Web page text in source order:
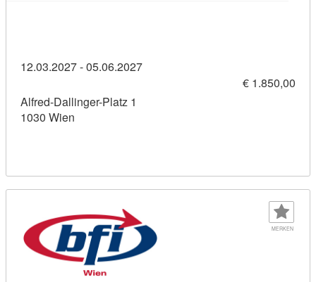
12.03.2027 - 05.06.2027
€ 1.850,00
Alfred-Dallinger-Platz 1
1030 Wien
MERKEN